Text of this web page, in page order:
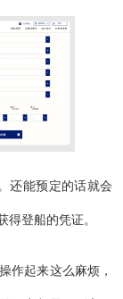
还能预定的话就会
登船的凭证。
作起来这么麻烦，